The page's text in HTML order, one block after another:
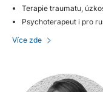
Terapie traumatu,
Psychoterapeut i pro
Více zde